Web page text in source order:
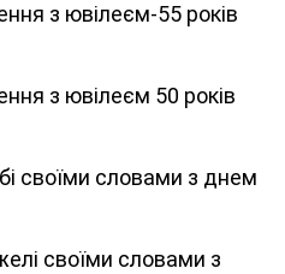
з ювілеєм-55 років
з ювілеєм 50 років
своїми словами з днем
своїми словами з